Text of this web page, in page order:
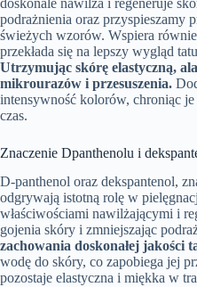
podrażnienia oraz przyspieszamy
świeżych wzorów. Wspiera
przekłada się na lepszy wygląd
Utrzymując skórę elastyczną,
mikrourazów i przesuszenia.
intensywność kolorów, chroniąc
czas.
Znaczenie Dpanthenolu i
D-panthenol oraz dekspantenol,
odgrywają istotną rolę w
właściwościami nawilżającymi i
gojenia skóry i zmniejszając
zachowania doskonałej jakości
wodę do skóry, co zapobiega jej
pozostaje elastyczna i miękka w